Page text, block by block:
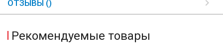
ОТЗЫВЫ ()
Рекомендуемые товары